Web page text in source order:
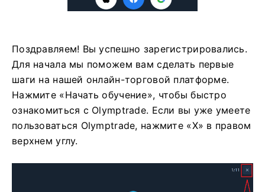
Поздравляем! Вы успешно зарегистрировались.
Для начала мы поможем вам сделать первые
шаги на нашей онлайн-торговой платформе.
Нажмите «Начать обучение», чтобы быстро
ознакомиться с Olymptrade. Если вы уже умеете
пользоваться Olymptrade, нажмите «X» в правом
верхнем углу.